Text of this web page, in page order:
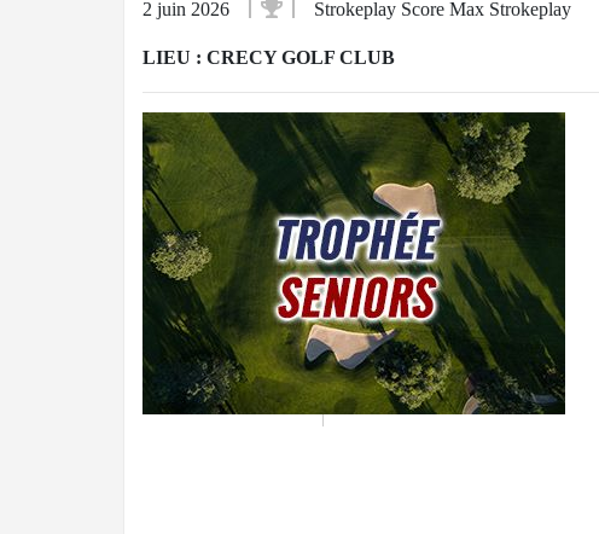
2 juin 2026 Strokeplay Score Max Strokeplay
LIEU : CRECY GOLF CLUB